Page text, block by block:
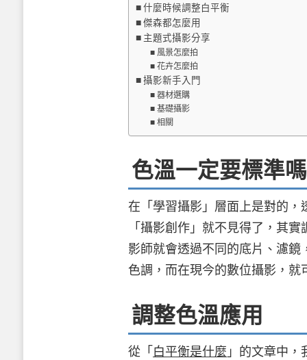
什麼時候調整白平衡
傑森都怎麼用
主題式攝影分享
風景怎麼拍
花卉怎麼拍
攝影新手入門
器材選購
基礎攝影
相關
色溫一定要標準
在「學習攝影」層面上是對的
「攝影創作」就不見得了，其
影師就會透過不同的底片、濾
色調，而在現今的數位攝影，就
調整色溫應用
從「 白平衡是什麼 」的文章中